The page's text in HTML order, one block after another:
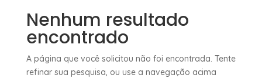
Nenhum resultado
encontrado
A página que você solicitou não foi encontrada. Tente
refinar sua pesquisa, ou use a navegação acima